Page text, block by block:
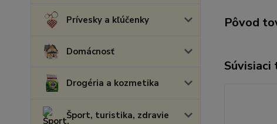
Prívesky a kľúčenky
Domácnosť
Drogéria a kozmetika
Šport, turistika, zdravie
Pôvod
Súvisiaci